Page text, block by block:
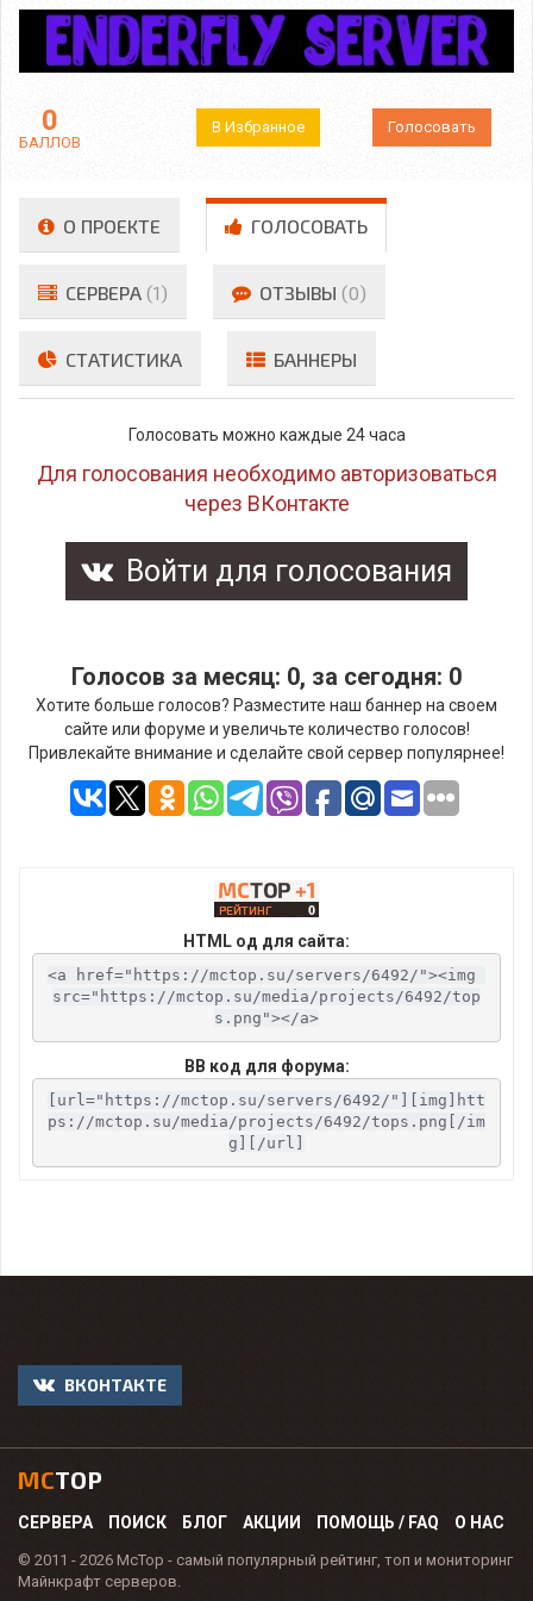
0
БАЛЛОВ
В Избранное Голосовать
О ПРОЕКТЕ ГОЛОСОВАТЬ
СЕРВЕРА (1) ОТЗЫВЫ (0)
СТАТИСТИКА БАННЕРЫ
Голосовать можно каждые 24 часа
Для голосования необходимо авторизоваться
через ВКонтакте
Войти для голосования
Голосов за месяц: 0, за сегодня: 0
Хотите больше голосов? Разместите наш баннер на своем
сайте или форуме и увеличьте количество голосов!
Привлекайте внимание и сделайте свой сервер популярнее!
HTML од для сайта:
<a href="https://mctop.su/servers/6492/"><img
src="https://mctop.su/media/projects/6492/top
s.png"></a>
BB код для форума:
[url="https://mctop.su/servers/6492/"][img]htt
ps://mctop.su/media/projects/6492/tops.png[/im
g][/url]
ВКОНТАКТЕ
MCTOP
СЕРВЕРА ПОИСК БЛОГ АКЦИИ ПОМОЩЬ / FAQ О НАС
© 2011 - 2026 McTop - самый популярный рейтинг, топ и мониторинг
Майнкрафт серверов.